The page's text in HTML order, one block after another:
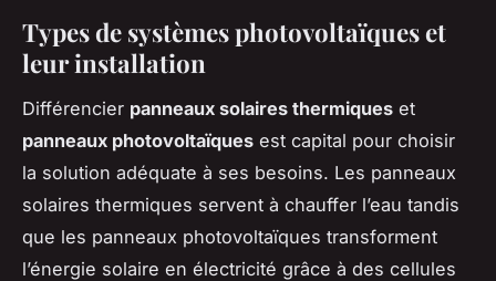
Types de systèmes photovoltaïques et
leur installation
Différencier panneaux solaires thermiques et
panneaux photovoltaïques est capital pour choisir
la solution adéquate à ses besoins. Les panneaux
solaires thermiques servent à chauffer l’eau tandis
que les panneaux photovoltaïques transforment
l’énergie solaire en électricité grâce à des cellules